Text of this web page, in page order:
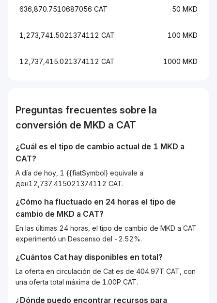
636,870.7510687056 CAT 50 MKD
1,273,741.5021374112 CAT 100 MKD
12,737,415.021374112 CAT 1000 MKD
Preguntas frecuentes sobre la
conversión de MKD a CAT
¿Cuál es el tipo de cambio actual de 1 MKD a
CAT?
A día de hoy, 1 {{fiatSymbol} equivale a
ден12,737.415021374112 CAT.
¿Cómo ha fluctuado en 24 horas el tipo de
cambio de MKD a CAT?
En las últimas 24 horas, el tipo de cambio de MKD a CAT
experimentó un Descenso del -2.52%.
¿Cuántos Cat hay disponibles en total?
La oferta en circulación de Cat es de 404.97T CAT, con
una oferta total máxima de 1.00P CAT.
¿Dónde puedo encontrar recursos para